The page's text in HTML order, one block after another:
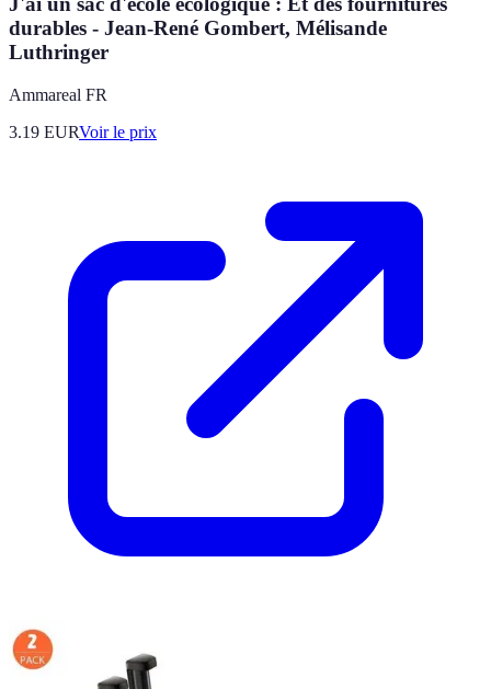
durables - Jean-René Gombert, Mélisande
Luthringer
Ammareal FR
3.19 EURVoir le prix